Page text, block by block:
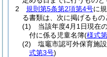
2
規則第5条第2項第4号に
る書類は、次に掲げるもの
(1)
当該年度4月1日現在
付に係る児童名簿(様式
(2)
塩竈市認可外保育施
式第3号)